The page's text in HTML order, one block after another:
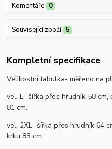
Komentáře 0
Související zboží 5
Kompletní specifikace
Velikostní tabulka- měřeno na
vel. L- šířka přes hrudník 58
81 cm.
vel. 2XL- šířka přes hrudník 64
krku 83 cm.